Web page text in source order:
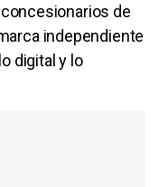
de
independiente
digital y lo